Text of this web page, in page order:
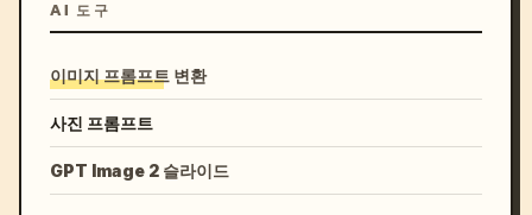
AI 도구
이미지 프롬프트 변환
사진 프롬프트
GPT Image 2 슬라이드